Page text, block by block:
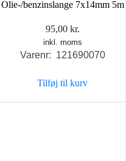
Olie-/benzinslange 7x14mm 5m
95,00 kr.
inkl. moms
Varenr: 121690070
Tilføj til kurv